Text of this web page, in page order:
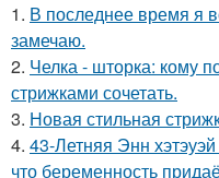
1. В последнее время я
замечаю.
2. Челка - шторка: кому
стрижками сочетать.
3. Новая стильная
4. 43-Летняя Энн
что беременность